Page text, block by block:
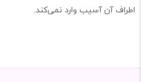
اطراف آن آسیب وارد نمی‌کند.